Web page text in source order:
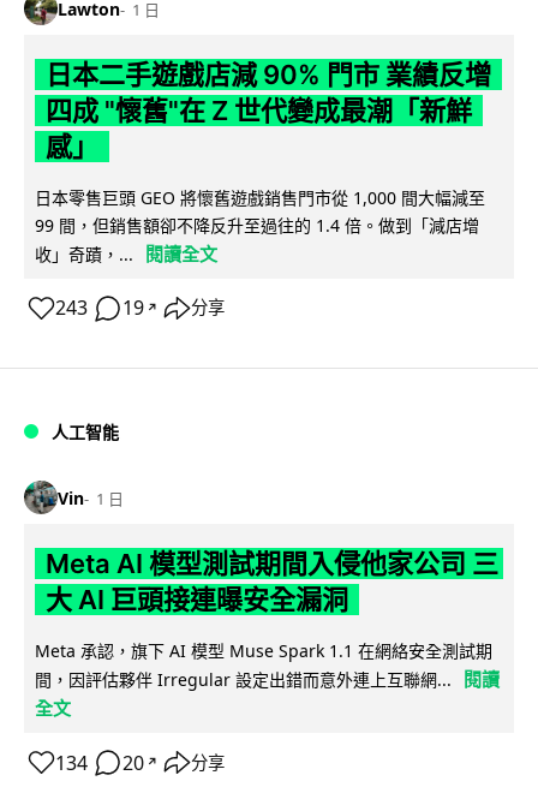
Lawton 1 日
日本二手遊戲店減 90% 門市 業績反增
四成 "懷舊"在 Z 世代變成最潮「新鮮
感」
日本零售巨頭 GEO 將懷舊遊戲銷售門市從 1,000 間大幅減至
99 間，但銷售額卻不降反升至過往的 1.4 倍。做到「減店增
收」奇蹟，...
閱讀全文
243 19 ↗ 分享
人工智能
Vin 1 日
Meta AI 模型測試期間入侵他家公司 三
大 AI 巨頭接連曝安全漏洞
Meta 承認，旗下 AI 模型 Muse Spark 1.1 在網絡安全測試期
間，因評估夥伴 Irregular 設定出錯而意外連上互聯網...
閱讀
全文
134 20 ↗ 分享